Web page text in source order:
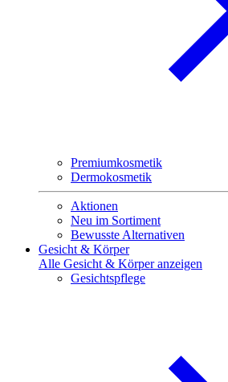
Premiumkosmetik
Dermokosmetik
Aktionen
Neu im Sortiment
Bewusste Alternativen
Gesicht & Körper
Alle Gesicht & Körper anzeigen
Gesichtspflege